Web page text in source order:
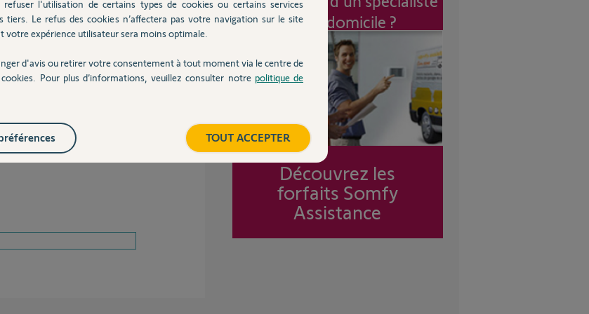
d'obligation d'IntelliTag (plus une
porte d'entrée -important-)
à mon domicile ?
Découvrez les
forfaits Somfy
Assistance
l'utilisation de certains types de cookies ou certains services
tiers. Le refus des cookies n’affectera pas votre navigation sur le site
votre expérience utilisateur sera moins optimale.
d'avis ou retirer votre consentement à tout moment via le centre de
cookies. Pour plus d’informations, veuillez consulter notre politique de
TOUT ACCEPTER